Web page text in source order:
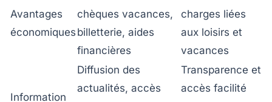
Avantages
économiques
chèques vacances,
billetterie, aides
financières
charges liées
aux loisirs et
vacances
Information
Diffusion des
actualités, accès
Transparence et
accès facilité